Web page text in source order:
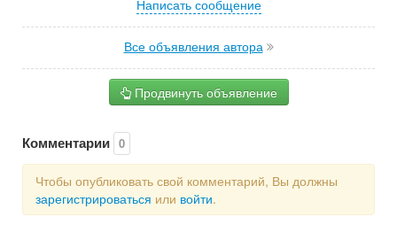
Написать сообщение
Все объявления автора
Продвинуть объявление
Комментарии 0
Чтобы опубликовать свой комментарий, Вы должны
зарегистрироваться или войти.